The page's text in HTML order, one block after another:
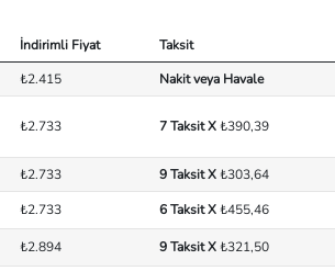
İndirimli Fiyat
Taksit
₺2.415 Nakit veya Havale
₺2.733 7 Taksit X₺390,39
₺2.733 9 Taksit X₺303,64
₺2.733 6 Taksit X₺455,46
₺2.894 9 Taksit X₺321,50